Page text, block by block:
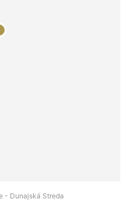
- Dunajská Streda